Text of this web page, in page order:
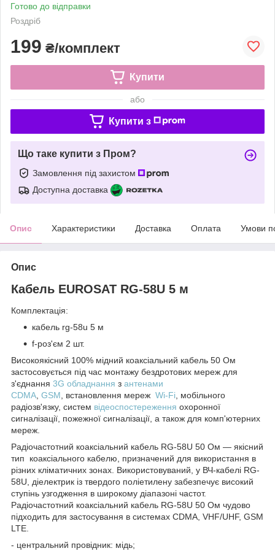
Готово до відправки
Роздріб
199 ₴/комплект
Купити
або
Купити з
Що таке купити з Пром?
Замовлення під захистом
Доступна доставка
Опис Характеристики Доставка Оплата Умови
Опис
Кабель EUROSAT RG-58U 5 м
Комплектація:
кабель rg-58u 5 м
f-роз'єм 2 шт.
Високоякісний 100% мідний коаксіальний кабель 50 Ом
застосовується під час монтажу бездротових мереж для
з'єднання 3G обладнання з антенами
CDMA, GSM, встановлення мереж Wi-Fi, мобільного
радіозв'язку, систем відеоспостереження охоронної
сигналізації, пожежної сигналізації, а також для комп'ютерних
мереж.
Радіочастотний коаксіальний кабель RG-58U 50 Ом — якісний
тип коаксіального кабелю, призначений для використання в
різних кліматичних зонах. Використовуваний, у ВЧ-кабелі RG-
58U, діелектрик із твердого поліетилену забезпечує високий
ступінь узгодження в широкому діапазоні частот.
Радіочастотний коаксіальний кабель RG-58U 50 Ом чудово
підходить для застосування в системах CDMA, VHF/UHF, GSM
LTE.
- центральний провідник: мідь;